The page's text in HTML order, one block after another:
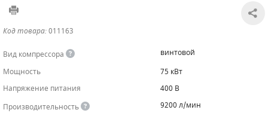
Код товара:011163
Вид компрессора
винтовой
Мощность
75 кВт
Напряжение питания
400 В
Производительность
9200 л/мин
ЧИЛЛЕРЫ
КОНТЕЙНЕРЫ ДЛЯ ОБОРУДОВАНИЯ
БЕНЗИНОВЫЕ МОТОПОМПЫ
ДИЗЕЛЬНЫЕ МОТОПОМПЫ
ОСВЕТИТЕЛЬНЫЕ МАЧТЫ
ЛЕНТОЧНОПИЛЬНЫЕ СТАНКИ
ПРЕДОХРАНИТЕЛЬНЫЕ КЛАПАНЫ
ВПУСКНЫЕ КЛАПАНЫ
ОБРАТНЫЕ КЛАПАНЫ